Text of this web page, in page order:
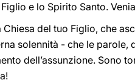
e lo Spirito Santo.
Chiesa del tuo Figlio, che
solennità - che le
dell’assunzione. Sono